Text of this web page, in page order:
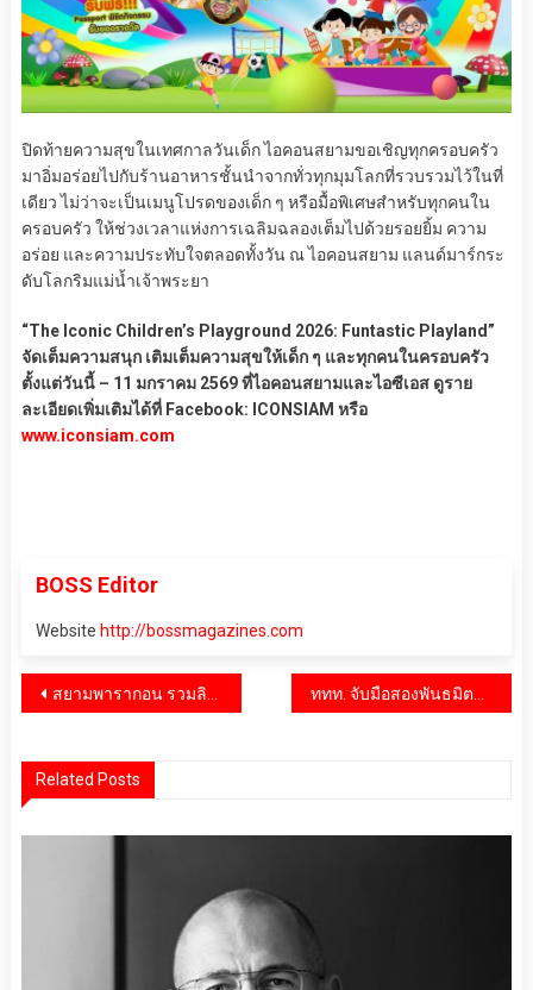
ปิดท้ายความสุขในเทศกาลวันเด็ก ไอคอนสยามขอเชิญทุกครอบครัว
มาอิ่มอร่อยไปกับร้านอาหารชั้นนำจากทั่วทุกมุมโลกที่รวบรวมไว้ในที่
เดียว ไม่ว่าจะเป็นเมนูโปรดของเด็ก ๆ หรือมื้อพิเศษสำหรับทุกคนใน
ครอบครัว ให้ช่วงเวลาแห่งการเฉลิมฉลองเต็มไปด้วยรอยยิ้ม ความ
อร่อย และความประทับใจตลอดทั้งวัน ณ ไอคอนสยาม แลนด์มาร์กระ
ดับโลกริมแม่น้ำเจ้าพระยา
“The Iconic Children’s Playground 2026: Funtastic Playland”
จัดเต็มความสนุก เติมเต็มความสุขให้เด็ก ๆ และทุกคนในครอบครัว
ตั้งแต่วันนี้ – 11 มกราคม 2569 ที่ไอคอนสยามและไอซีเอส ดูราย
ละเอียดเพิ่มเติมได้ที่ Facebook: ICONSIAM หรือ
www.iconsiam.com
BOSS Editor
Website http://bossmagazines.com
แนะแนว
สยามพารากอน รวมลิสต์ร้านดังพร้อมเสิร์ฟความอร่อยรับวันเด็กแห่งชาติ พร้อมจัดเต็มโปรโมชั่นเอาใจคุณหนูๆ และครอบครัว ททท. จับมือสองพันธมิตร Trip.com และ True Money เปิดตัวโครงการ “Isan All Gen Together เที่ยวอีสานยกบ้าน” ชูเสน่ห์ไทยแดนอีสานตอบโจทย์ทุกเจเนอเรชัน
Related Posts